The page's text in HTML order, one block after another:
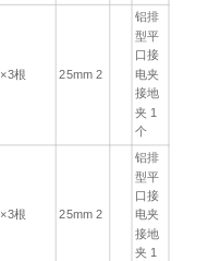
根 25mm 2
铝排
型平
口接
电夹
接地
夹 1
个
根 25mm 2
铝排
型平
口接
电夹
接地
夹 1